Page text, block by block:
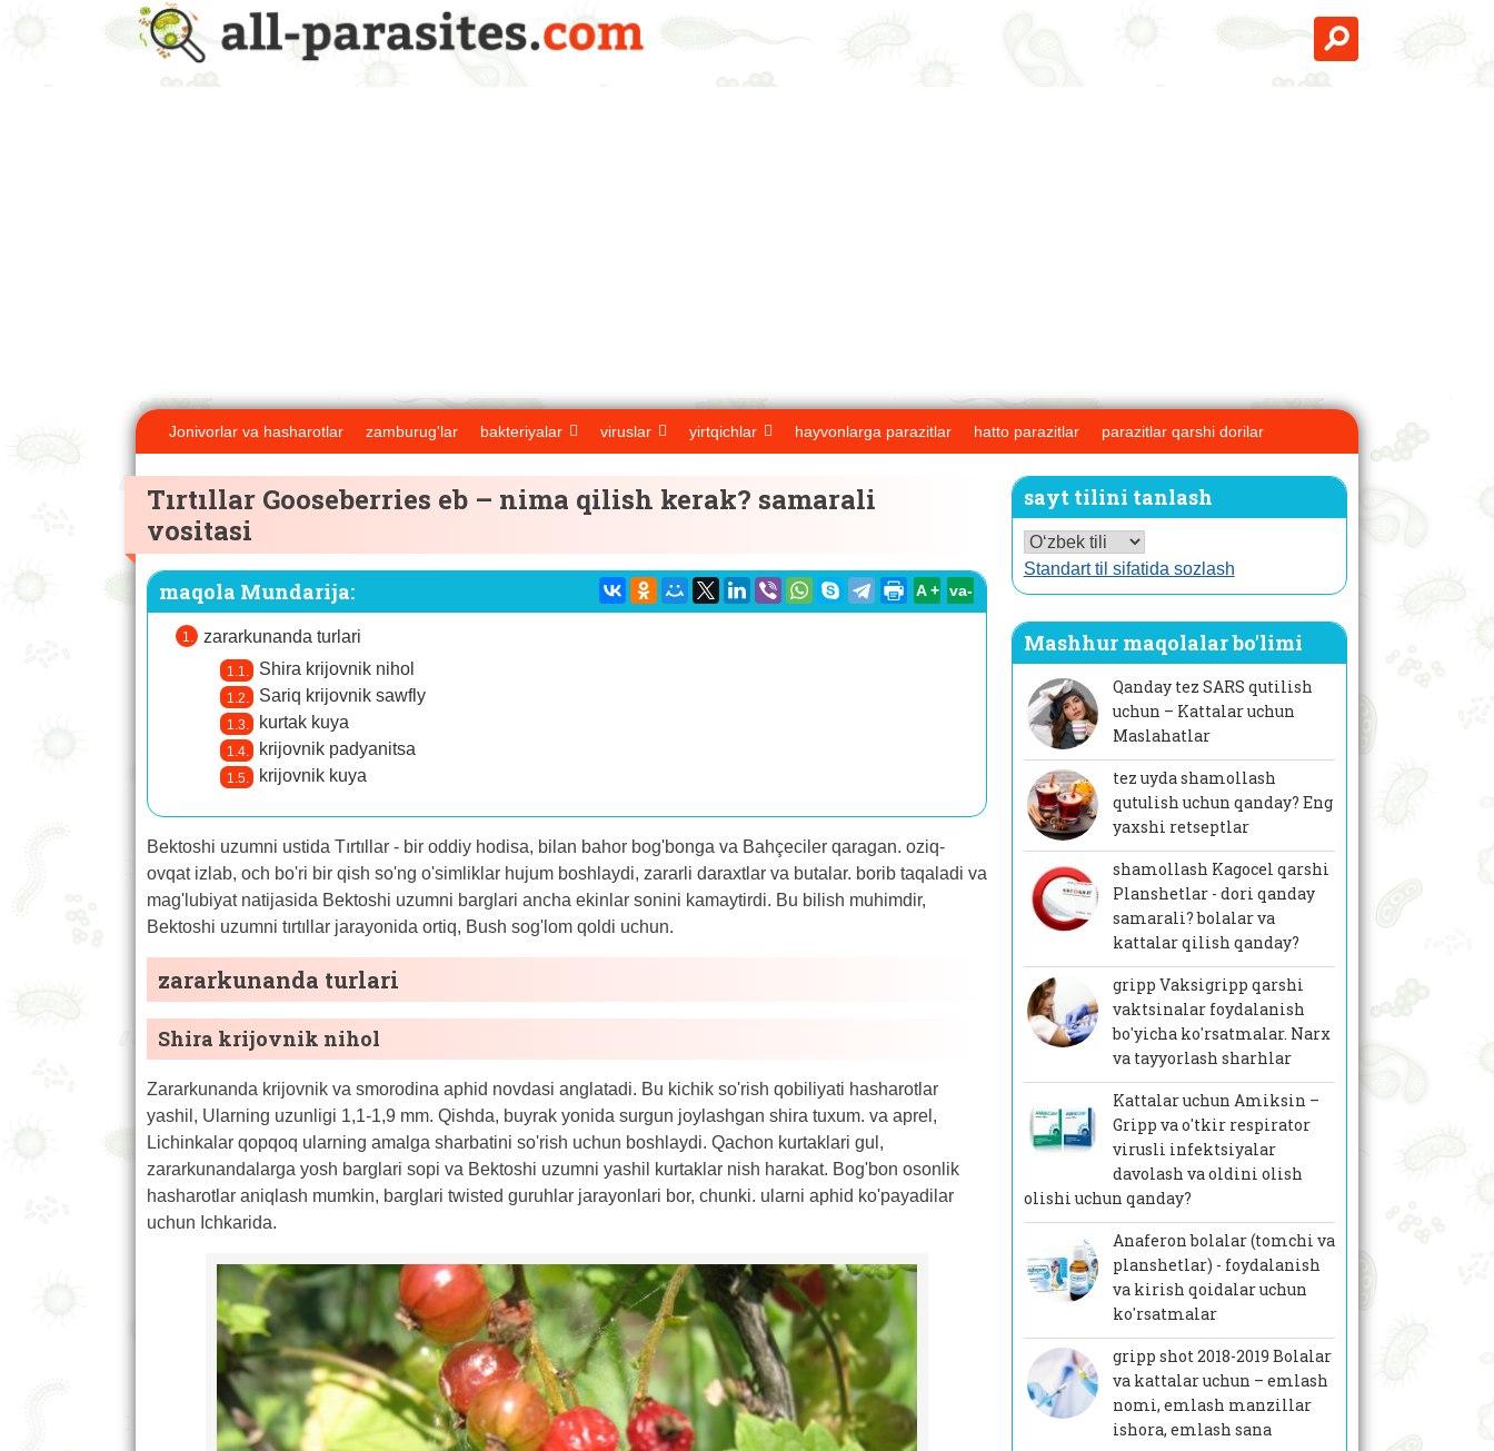
Jonivorlar va hasharotlar zamburug'lar bakteriyalar viruslar yirtqichlar hayvonlarga parazitlar hatto parazitlar parazitlar qarshi dorilar
Tırtıllar Gooseberries eb – nima qilish kerak? samarali
vositasi
maqola Mundarija:
zararkunanda turlari
Shira krijovnik nihol
Sariq krijovnik sawfly
kurtak kuya
krijovnik padyanitsa
krijovnik kuya
A + va-
Bektoshi uzumni ustida Tırtıllar - bir oddiy hodisa, bilan bahor bog'bonga va Bahçeciler qaragan. oziq-
ovqat izlab, och bo'ri bir qish so'ng o'simliklar hujum boshlaydi, zararli daraxtlar va butalar. borib taqaladi va
mag'lubiyat natijasida Bektoshi uzumni barglari ancha ekinlar sonini kamaytirdi. Bu bilish muhimdir,
Bektoshi uzumni tırtıllar jarayonida ortiq, Bush sog'lom qoldi uchun.
zararkunanda turlari
Shira krijovnik nihol
Zararkunanda krijovnik va smorodina aphid novdasi anglatadi. Bu kichik so'rish qobiliyati hasharotlar
yashil, Ularning uzunligi 1,1-1,9 mm. Qishda, buyrak yonida surgun joylashgan shira tuxum. va aprel,
Lichinkalar qopqoq ularning amalga sharbatini so'rish uchun boshlaydi. Qachon kurtaklari gul,
zararkunandalarga yosh barglari sopi va Bektoshi uzumni yashil kurtaklar nish harakat. Bog'bon osonlik
hasharotlar aniqlash mumkin, barglari twisted guruhlar jarayonlari bor, chunki. ularni aphid ko'payadilar
uchun Ichkarida.
sayt tilini tanlash
Standart til sifatida sozlash
Mashhur maqolalar bo'limi
Qanday tez SARS qutilish
uchun – Kattalar uchun
Maslahatlar
tez uyda shamollash
qutulish uchun qanday? Eng
yaxshi retseptlar
shamollash Kagocel qarshi
Planshetlar - dori qanday
samarali? bolalar va
kattalar qilish qanday?
gripp Vaksigripp qarshi
vaktsinalar foydalanish
bo'yicha ko'rsatmalar. Narx
va tayyorlash sharhlar
Kattalar uchun Amiksin –
Gripp va o'tkir respirator
virusli infektsiyalar
davolash va oldini olish
olishi uchun qanday?
Anaferon bolalar (tomchi va
planshetlar) - foydalanish
va kirish qoidalar uchun
ko'rsatmalar
gripp shot 2018-2019 Bolalar
va kattalar uchun – emlash
nomi, emlash manzillar
ishora, emlash sana